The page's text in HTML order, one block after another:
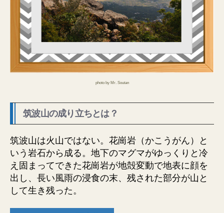
photo by Mr. Soutan
筑波山の成り立ちとは？
筑波山は火山ではない。花崗岩（かこうがん）と
いう岩石から成る。地下のマグマがゆっくりと冷
え固まってできた花崗岩が地殻変動で地表に顔を
出し、長い風雨の浸食の末、残された部分が山と
して生き残った。